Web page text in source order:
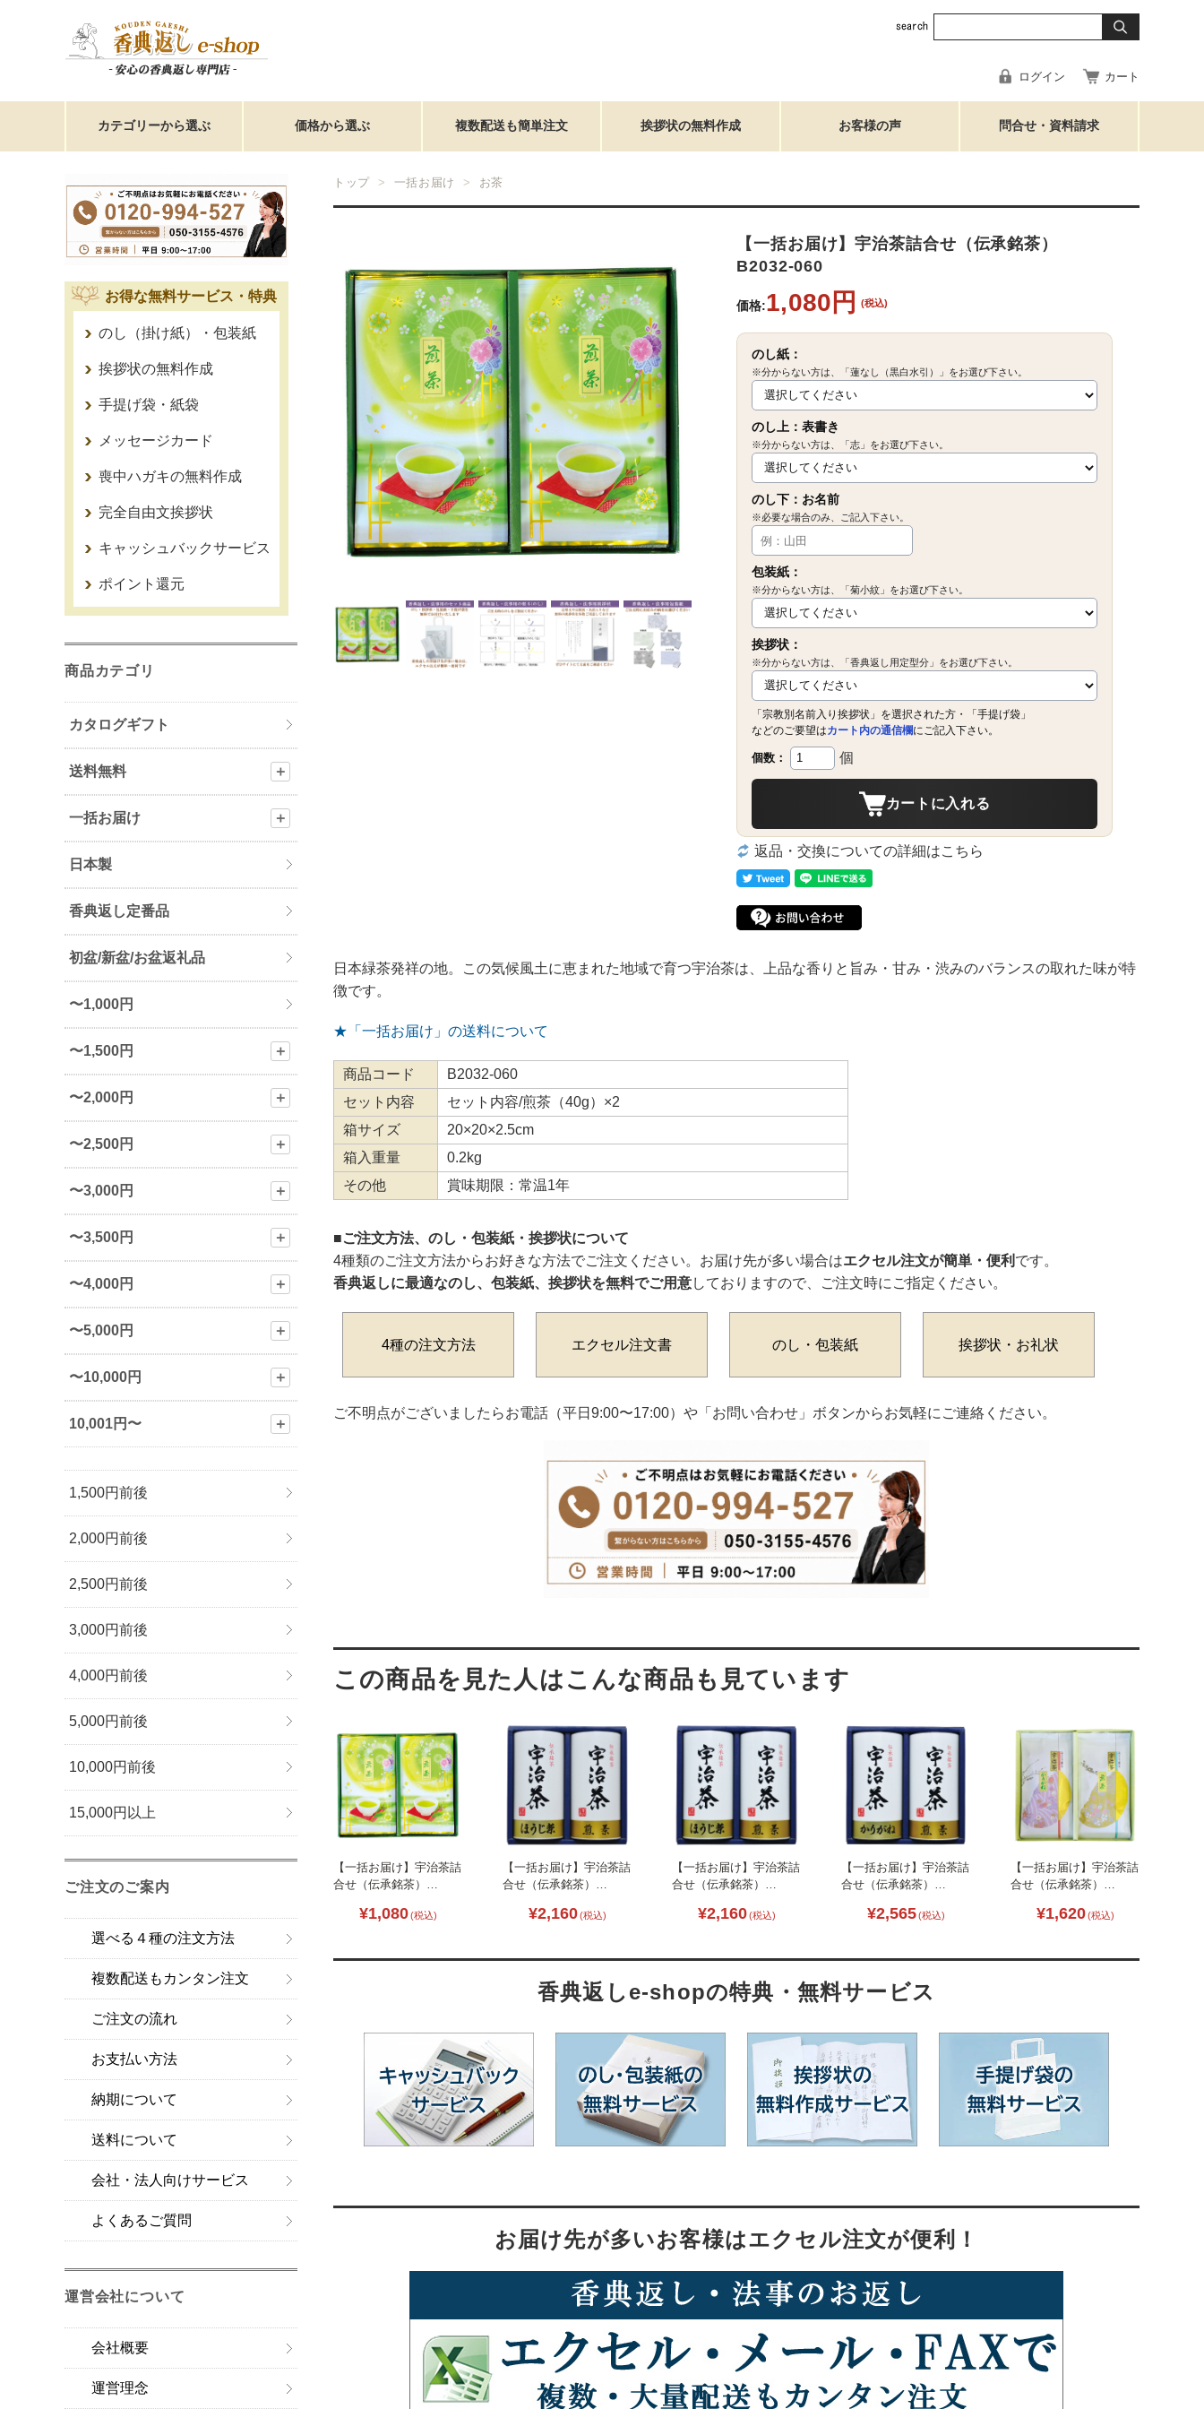
ログイン カート
カテゴリーから選ぶ 価格から選ぶ 複数配送も簡単注文 挨拶状の無料作成 お客様の声 問合せ・資料請求
トップ 一括お届け お茶
【一括お届け】宇治茶詰合せ（伝承銘茶）
B2032-060
価格:1,080円 (税込)
のし紙：
※分からない方は、「蓮なし（黒白水引）」をお選び下さい。
のし上：表書き
※分からない方は、「志」をお選び下さい。
のし下：お名前
※必要な場合のみ、ご記入下さい。
包装紙：
※分からない方は、「菊小紋」をお選び下さい。
挨拶状：
※分からない方は、「香典返し用定型分」をお選び下さい。
「宗教別名前入り挨拶状」を選択された方・「手提げ袋」
などのご要望はカート内の通信欄にご記入下さい。
個数： 個
カートに入れる
返品・交換についての詳細はこちら
日本緑茶発祥の地。この気候風土に恵まれた地域で育つ宇治茶は、上品な香りと旨み・甘み・渋みのバランスの取れた味が特
徴です。
★「一括お届け」の送料について
商品コード
B2032-060
セット内容
セット内容/煎茶（40g）×2
箱サイズ
20×20×2.5cm
箱入重量
0.2kg
その他
賞味期限：常温1年
■ご注文方法、のし・包装紙・挨拶状について
4種類のご注文方法からお好きな方法でご注文ください。お届け先が多い場合はエクセル注文が簡単・便利 です。
香典返しに最適なのし、包装紙、挨拶状を無料でご用意しておりますので、ご注文時にご指定ください。
4種の注文方法 エクセル注文書 のし・包装紙 挨拶状・お礼状
ご不明点がございましたらお電話（平日9:00〜17:00）や「お問い合わせ」ボタンからお気軽にご連絡ください。
【一括お届け】宇治茶詰
合せ（伝承銘茶）
¥1,080 (税込)
【一括お届け】宇治茶詰
合せ（伝承銘茶）
¥2,160 (税込)
【一括お届け】宇治茶詰
合せ（伝承銘茶）
¥2,160 (税込)
【一括お届け】宇治茶詰
合せ（伝承銘茶）
¥2,565 (税込)
【一括お届け】宇治茶詰
合せ（伝承銘茶）
¥1,620 (税込)
香典返しe-shopの特典・無料サービス
お届け先が多いお客様はエクセル注文が便利！
お得な無料サービス・特典
のし（掛け紙）・包装紙
挨拶状の無料作成
手提げ袋・紙袋
メッセージカード
喪中ハガキの無料作成
完全自由文挨拶状
キャッシュバックサービス
ポイント還元
商品カテゴリ
カタログギフト
送料無料 ＋
一括お届け ＋
日本製
香典返し定番品
初盆/新盆/お盆返礼品
〜1,000円
〜1,500円 ＋
〜2,000円 ＋
〜2,500円 ＋
〜3,000円 ＋
〜3,500円 ＋
〜4,000円 ＋
〜5,000円 ＋
〜10,000円 ＋
10,001円〜 ＋
1,500円前後
2,000円前後
2,500円前後
3,000円前後
4,000円前後
5,000円前後
10,000円前後
15,000円以上
ご注文のご案内
選べる４種の注文方法
複数配送もカンタン注文
ご注文の流れ
お支払い方法
納期について
送料について
会社・法人向けサービス
よくあるご質問
運営会社について
会社概要
運営理念